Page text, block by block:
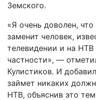
Земского.
«Я очень доволен, что
заменит человек,
телевидении и на НТВ
частности», —
Кулистиков. И
займет никаких
НТВ, объяснив это